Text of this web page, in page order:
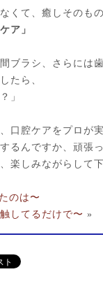
くて、癒しそのもの
ア」
ブラシ、さらには
たら、
」
口腔ケアをプロが
るんですか、頑張
楽しみながらして下
のは〜
してるだけで〜 »